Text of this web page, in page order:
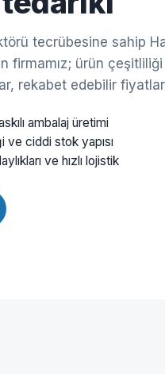
tecrübesine sahip
firmamız; ürün
rekabet edebilir
ambalaj üretimi
ve ciddi stok yapısı
ve hızlı lojistik